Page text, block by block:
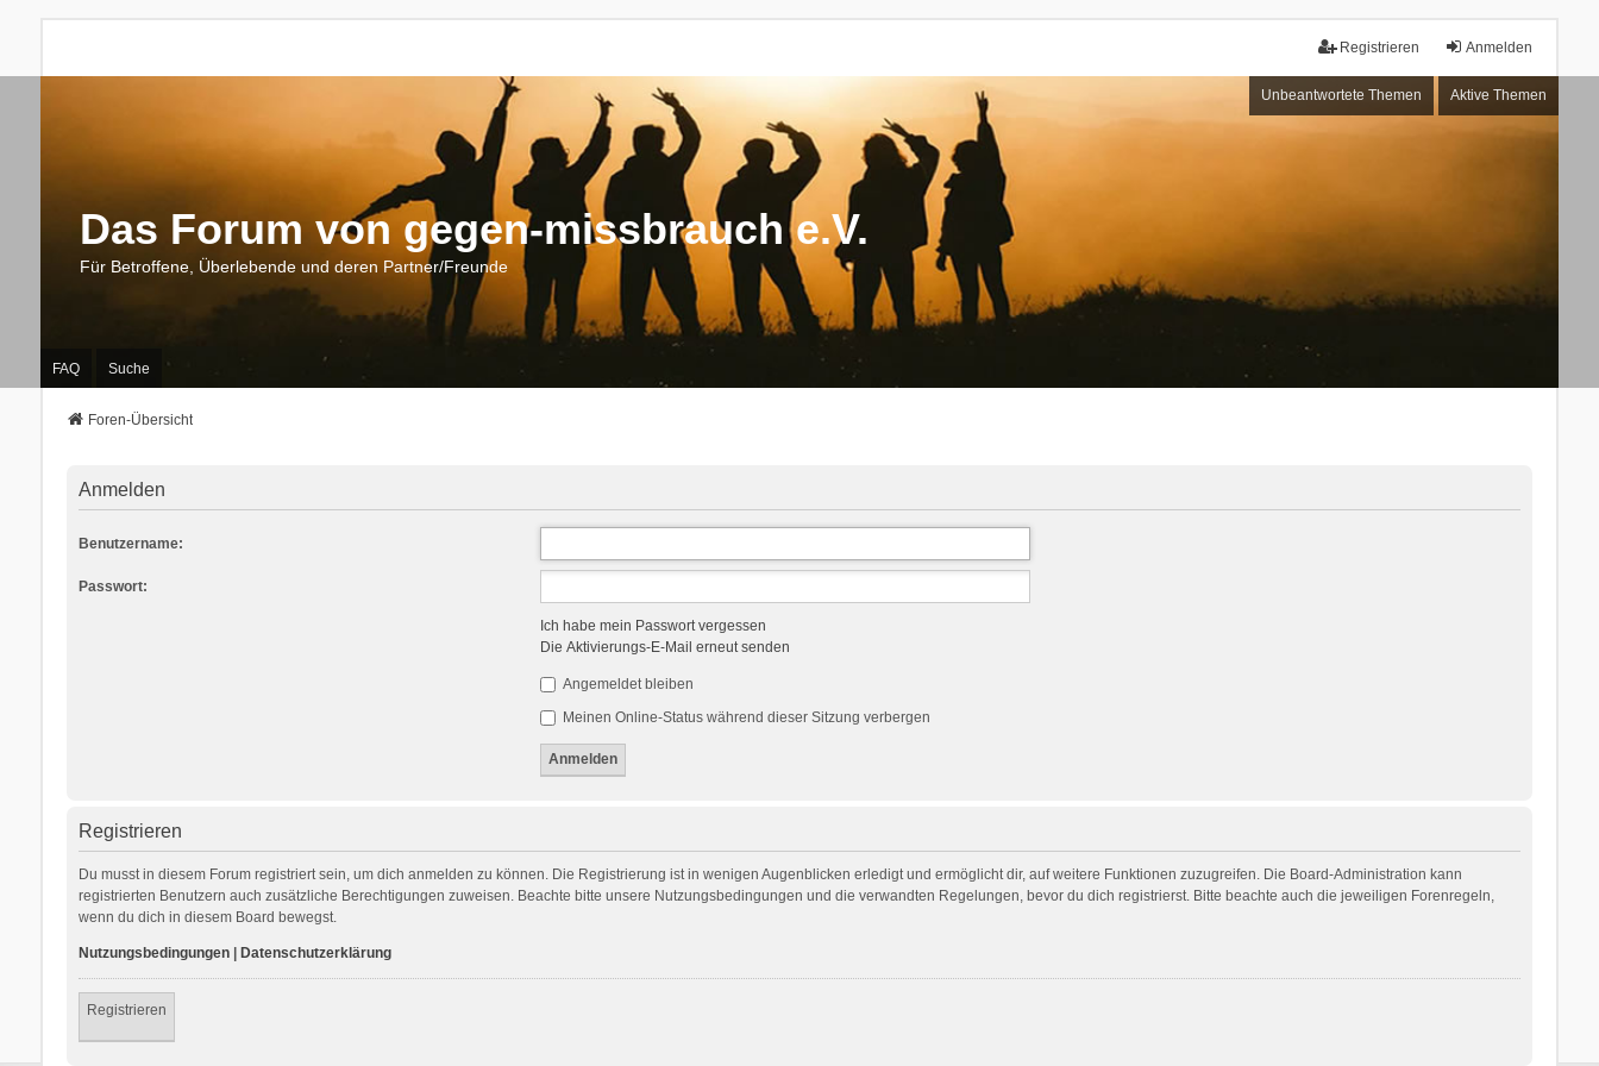
Anmelden
Registrieren
Unbeantwortete Themen Aktive Themen
Das Forum von gegen-missbrauch e.V.
Für Betroffene, Überlebende und deren Partner/Freunde
FAQ Suche
Foren-Übersicht
Anmelden
Benutzername:
Passwort:
Ich habe mein Passwort vergessen
Die Aktivierungs-E-Mail erneut senden
Angemeldet bleiben
Meinen Online-Status während dieser Sitzung verbergen
Registrieren
Du musst in diesem Forum registriert sein, um dich anmelden zu können. Die Registrierung ist in wenigen Augenblicken erledigt und ermöglicht dir, auf weitere Funktionen zuzugreifen. Die Board-Administration kann
registrierten Benutzern auch zusätzliche Berechtigungen zuweisen. Beachte bitte unsere Nutzungsbedingungen und die verwandten Regelungen, bevor du dich registrierst. Bitte beachte auch die jeweiligen Forenregeln,
wenn du dich in diesem Board bewegst.
Nutzungsbedingungen| Datenschutzerklärung
Registrieren